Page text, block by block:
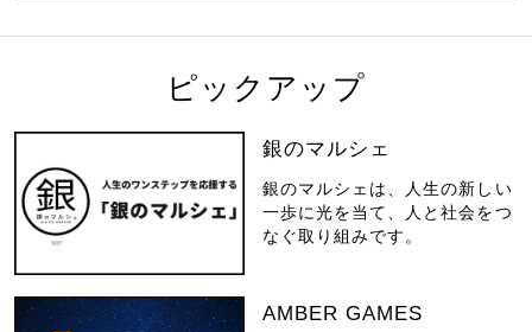
ピックアップ
銀のマルシェ
銀のマルシェは、人生の新しい
一歩に光を当て、人と社会をつ
なぐ取り組みです。
AMBER GAMES